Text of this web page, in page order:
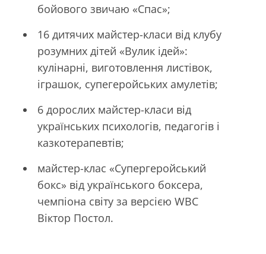
бойового звичаю «Спас»;
16 дитячих майстер-класи від клубу
розумних дітей «Вулик ідей»:
кулінарні, виготовлення листівок,
іграшок, супегеройських амулетів;
6 дорослих майстер-класи від
українських психологів, педагогів і
казкотерапевтів;
майстер-клас «Супергеройський
бокс» від українського боксера,
чемпіона світу за версією WBC
Віктор Постол.